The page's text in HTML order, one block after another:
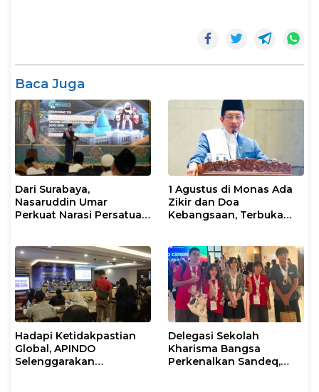
Baca Juga
Dari Surabaya,
Nasaruddin Umar
Perkuat Narasi Persatuan
1 Agustus di Monas Ada
Zikir dan Doa
Kebangsaan, Terbuka
Hadapi Ketidakpastian
Global, APINDO
Selenggarakan
Delegasi Sekolah
Kharisma Bangsa
Perkenalkan Sandeq,